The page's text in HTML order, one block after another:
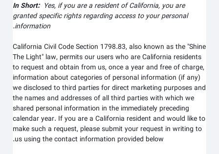
In Short:Yes, if you are a resident of California, you are
granted specific rights regarding access to your personal
information.
California Civil Code Section 1798.83, also known as the "Shine
The Light" law, permits our users who are California residents
to request and obtain from us, once a year and free of charge,
information about categories of personal information (if any)
we disclosed to third parties for direct marketing purposes and
the names and addresses of all third parties with which we
shared personal information in the immediately preceding
calendar year. If you are a California resident and would like to
make such a request, please submit your request in writing to
us using the contact information provided below.